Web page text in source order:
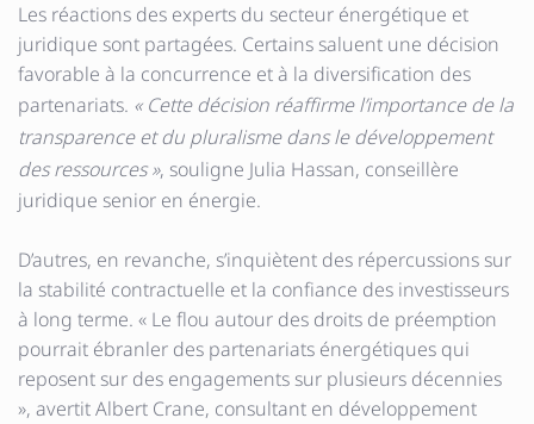
Les réactions des experts du secteur énergétique et
juridique sont partagées. Certains saluent une décision
favorable à la concurrence et à la diversification des
partenariats. « Cette décision réaffirme l’importance de la
transparence et du pluralisme dans le développement
des ressources », souligne Julia Hassan, conseillère
juridique senior en énergie.
D’autres, en revanche, s’inquiètent des répercussions sur
la stabilité contractuelle et la confiance des investisseurs
à long terme. « Le flou autour des droits de préemption
pourrait ébranler des partenariats énergétiques qui
reposent sur des engagements sur plusieurs décennies
», avertit Albert Crane, consultant en développement